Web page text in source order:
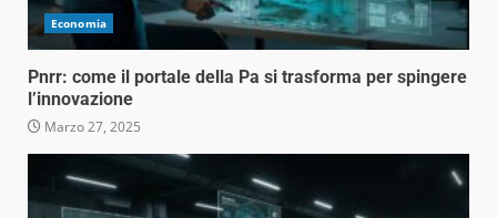
Economia
Pnrr: come il portale della Pa si trasforma per spingere
l’innovazione
Marzo 27, 2025